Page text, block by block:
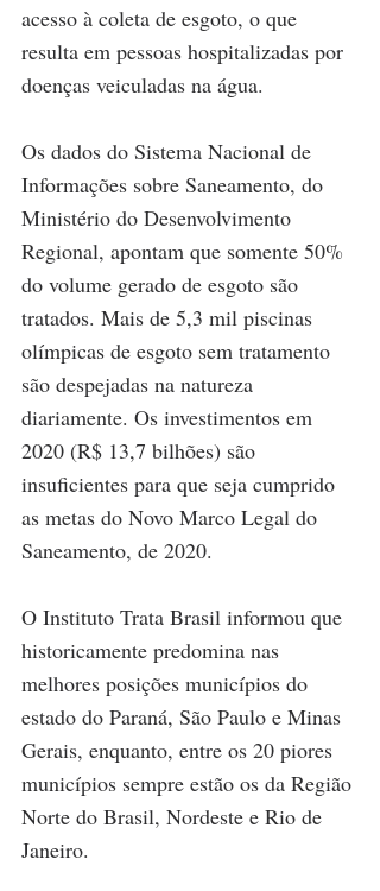
acesso à coleta de esgoto, o que
resulta em pessoas hospitalizadas por
doenças veiculadas na água.
Os dados do Sistema Nacional de
Informações sobre Saneamento, do
Ministério do Desenvolvimento
Regional, apontam que somente 50%
do volume gerado de esgoto são
tratados. Mais de 5,3 mil piscinas
olímpicas de esgoto sem tratamento
são despejadas na natureza
diariamente. Os investimentos em
2020 (R$ 13,7 bilhões) são
insuficientes para que seja cumprido
as metas do Novo Marco Legal do
Saneamento, de 2020.
O Instituto Trata Brasil informou que
historicamente predomina nas
melhores posições municípios do
estado do Paraná, São Paulo e Minas
Gerais, enquanto, entre os 20 piores
municípios sempre estão os da Região
Norte do Brasil, Nordeste e Rio de
Janeiro.